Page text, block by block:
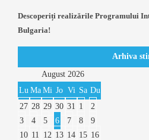
Descoperiți realizările Programului
Bulgaria!
Arhiva
August 2026
Lu Ma Mi Jo Vi Sa Du
27 28 29 30 31 1
2
3
4 5 6 7 8
9
10 11 12 13 14 15 16